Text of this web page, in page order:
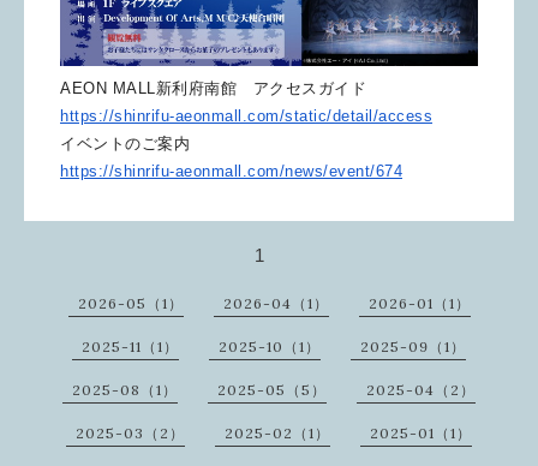
AEON MALL新利府南館 アクセスガイド
https://shinrifu-aeonmall.com/static/detail/access
イベントのご案内
https://shinrifu-aeonmall.com/news/event/674
1
2026-05（1） 2026-04（1） 2026-01（1）
2025-11（1） 2025-10（1） 2025-09（1）
2025-08（1） 2025-05（5） 2025-04（2）
2025-03（2） 2025-02（1） 2025-01（1）